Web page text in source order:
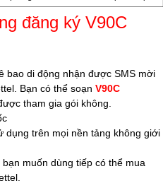
đăng ký V90C
bao di động nhận được SMS mời
Bạn có thể soạn V90C
tham gia gói không.
dụng trên mọi nền tảng không giới
muốn dùng tiếp có thể mua